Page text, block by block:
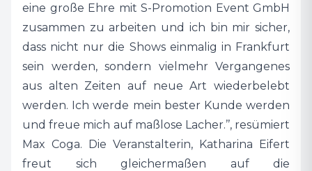
Das Programm und weitere Infos gibt es unter:
eine große Ehre mit S-Promotion Event GmbH
zusammen zu arbeiten und ich bin mir sicher,
dass nicht nur die Shows einmalig in Frankfurt
sein werden, sondern vielmehr Vergangenes
aus alten Zeiten auf neue Art wiederbelebt
werden. Ich werde mein bester Kunde werden
und freue mich auf maßlose Lacher.’’, resümiert
Max Coga. Die Veranstalterin, Katharina Eifert
freut sich gleichermaßen auf die